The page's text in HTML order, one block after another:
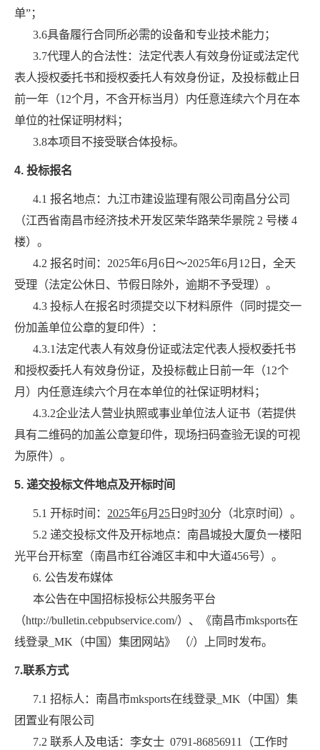
单”；
3.6具备履行合同所必需的设备和专业技术能力；
3.7代理人的合法性：法定代表人有效身份证或法定代
表人授权委托书和授权委托人有效身份证，及投标截止日
前一年（12个月，不含开标当月）内任意连续六个月在本
单位的社保证明材料；
3.8本项目不接受联合体投标。
4.投标报名
4.1 报名地点：九江市建设监理有限公司南昌分公司
（江西省南昌市经济技术开发区荣华路荣华景院 2 号楼 4
楼）。
4.2 报名时间：2025年6月6日～2025年6月12日，全天
受理（法定公休日、节假日除外，逾期不予受理）。
4.3 投标人在报名时须提交以下材料原件（同时提交一
份加盖单位公章的复印件）：
4.3.1法定代表人有效身份证或法定代表人授权委托书
和授权委托人有效身份证，及投标截止日前一年（12个
月）内任意连续六个月在本单位的社保证明材料；
4.3.2企业法人营业执照或事业单位法人证书（若提供
具有二维码的加盖公章复印件，现场扫码查验无误的可视
为原件）。
5.递交投标文件地点及开标时间
5.1 开标时间：2025年6月25 日9时30分（北京时间）。
5.2 递交投标文件及开标地点： 南昌城投大厦负一楼阳
光平台开标室（南昌市红谷滩区丰和中大道456号）。
6. 公告发布媒体
本公告在中国招标投标公共服务平台
（http://bulletin.cebpubservice.com/）、《南昌市mksports在
线登录_MK（中国）集团网站》 （/）上同时发布。
7.联系方式
7.1 招标人： 南昌市mksports在线登录_MK（中国）集
团置业有限公司
7.2 联系人及电话：李女士 0791-86856911（工作时